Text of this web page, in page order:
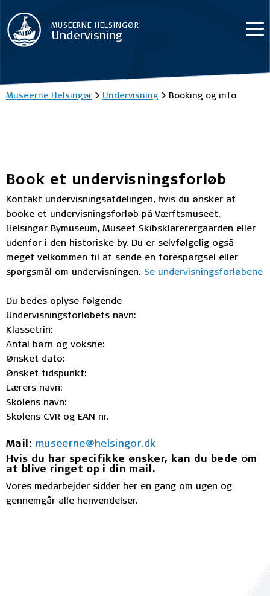
MUSEERNE HELSINGØR
Undervisning
Museerne Helsingør > Undervisning > Booking og info
Book et undervisningsforløb
Kontakt undervisningsafdelingen, hvis du ønsker at
booke et undervisningsforløb på Værftsmuseet,
Helsingør Bymuseum, Museet Skibsklarerergaarden eller
udenfor i den historiske by. Du er selvfølgelig også
meget velkommen til at sende en forespørgsel eller
spørgsmål om undervisningen. Se undervisningsforløbene
Du bedes oplyse følgende
Undervisningsforløbets navn:
Klassetrin:
Antal børn og voksne:
Ønsket dato:
Ønsket tidspunkt:
Lærers navn:
Skolens navn:
Skolens CVR og EAN nr.
Mail: museerne@helsingor.dk
Hvis du har specifikke ønsker, kan du bede om
at blive ringet op i din mail.
Vores medarbejder sidder her en gang om ugen og
gennemgår alle henvendelser.